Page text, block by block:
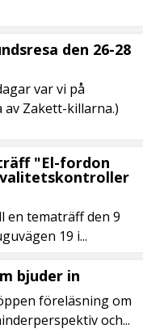
den 26-28
var vi på
av Zakett-killarna.)
"El-fordon
en tematräff den 9
19 i...
bjuder in
föreläsning om
och...